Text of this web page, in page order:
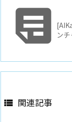
ン
 関連記事